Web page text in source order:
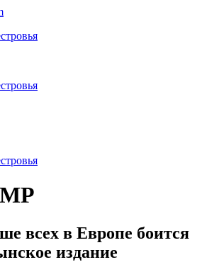
всех в Европе боится
издание